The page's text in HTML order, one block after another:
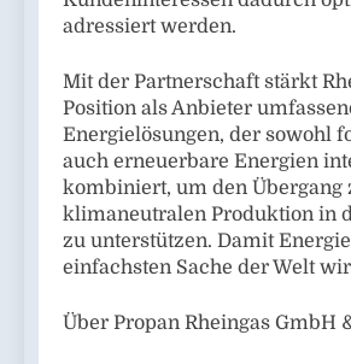
adressiert werden.
Mit der Partnerschaft stärkt
Position als Anbieter
Energielösungen, der sowohl
auch erneuerbare Energien
kombiniert, um den Übergang
klimaneutralen Produktion in
zu unterstützen. Damit
einfachsten Sache der Welt
Über Propan Rheingas GmbH